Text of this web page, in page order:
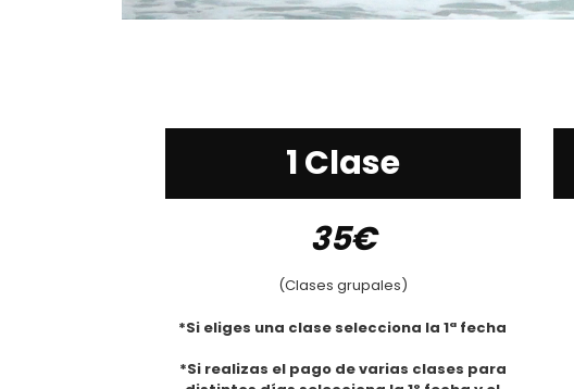
1 Clase
35€
(Clases grupales)
*Si eliges una clase selecciona la 1ª fecha
*Si realizas el pago de varias clases para